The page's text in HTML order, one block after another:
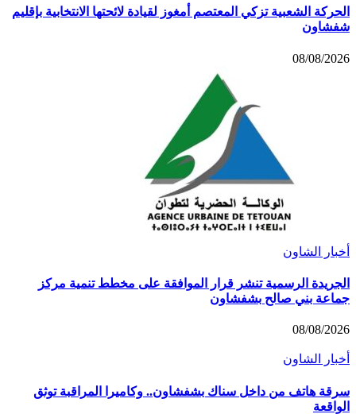
الحركة الشعبية تزكي المعتصم أمغوز لقيادة لائحتها الانتخابية بإقليم
شفشاون
08/08/2026
أخبار الشاون
الجريدة الرسمية تنشر قرار الموافقة على مخطط تنمية مركز
جماعة بني صالح بشفشاون
08/08/2026
أخبار الشاون
سرقة هاتف من داخل سناك بشفشاون.. وكاميرا المراقبة توثق
الواقعة